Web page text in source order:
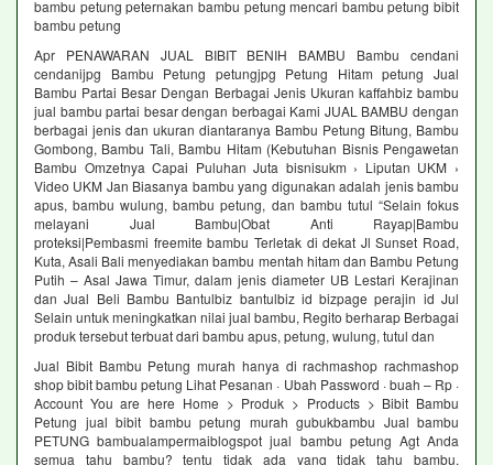
bambu petung peternakan bambu petung mencari bambu petung bibit
bambu petung
Apr PENAWARAN JUAL BIBIT BENIH BAMBU Bambu cendani
cendanijpg Bambu Petung petungjpg Petung Hitam petung Jual
Bambu Partai Besar Dengan Berbagai Jenis Ukuran kaffahbiz bambu
jual bambu partai besar dengan berbagai Kami JUAL BAMBU dengan
berbagai jenis dan ukuran diantaranya Bambu Petung Bitung, Bambu
Gombong, Bambu Tali, Bambu Hitam (Kebutuhan Bisnis Pengawetan
Bambu Omzetnya Capai Puluhan Juta bisnisukm › Liputan UKM ›
Video UKM Jan Biasanya bambu yang digunakan adalah jenis bambu
apus, bambu wulung, bambu petung, dan bambu tutul “Selain fokus
melayani Jual Bambu|Obat Anti Rayap|Bambu
proteksi|Pembasmi freemite bambu Terletak di dekat Jl Sunset Road,
Kuta, Asali Bali menyediakan bambu mentah hitam dan Bambu Petung
Putih – Asal Jawa Timur, dalam jenis diameter UB Lestari Kerajinan
dan Jual Beli Bambu Bantulbiz bantulbiz id bizpage perajin id Jul
Selain untuk meningkatkan nilai jual bambu, Regito berharap Berbagai
produk tersebut terbuat dari bambu apus, petung, wulung, tutul dan
Jual Bibit Bambu Petung murah hanya di rachmashop rachmashop
shop bibit bambu petung Lihat Pesanan · Ubah Password · buah – Rp ·
Account You are here Home > Produk > Products > Bibit Bambu
Petung jual bibit bambu petung murah gubukbambu Jual bambu
PETUNG bambualampermaiblogspot jual bambu petung Agt Anda
semua tahu bambu? tentu tidak ada yang tidak tahu bambu,